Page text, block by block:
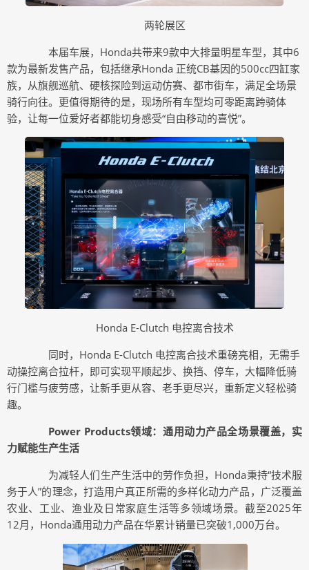
两轮展区
本届车展，Honda共带来9款中大排量明星车型，其中6
款为最新发售产品，包括继承Honda 正统CB基因的500cc四缸家
族，从旗舰巡航、硬核探险到运动仿赛、都市街车，满足全场景
骑行向往。更值得期待的是，现场所有车型均可零距离跨骑体
验，让每一位爱好者都能切身感受“自由移动的喜悦”。
Honda E-Clutch 电控离合技术
同时，Honda E-Clutch 电控离合技术重磅亮相，无需手
动操控离合拉杆，即可实现平顺起步、换挡、停车，大幅降低骑
行门槛与疲劳感，让新手更从容、老手更尽兴，重新定义轻松骑
趣。
Power Products领域：通用动力产品全场景覆盖，实
力赋能生产生活
为减轻人们生产生活中的劳作负担，Honda秉持“技术服
务于人”的理念，打造用户真正所需的多样化动力产品，广泛覆盖
农业、工业、渔业及日常家庭生活等多领域场景。截至2025年
12月，Honda通用动力产品在华累计销量已突破1,000万台。